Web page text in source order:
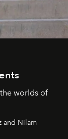
worlds of
and Nilam